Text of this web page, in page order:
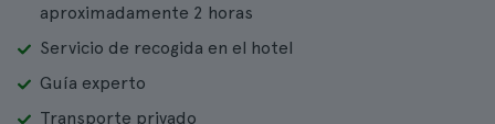
aproximadamente 2 horas
Servicio de recogida en el hotel
Guía experto
Transporte privado